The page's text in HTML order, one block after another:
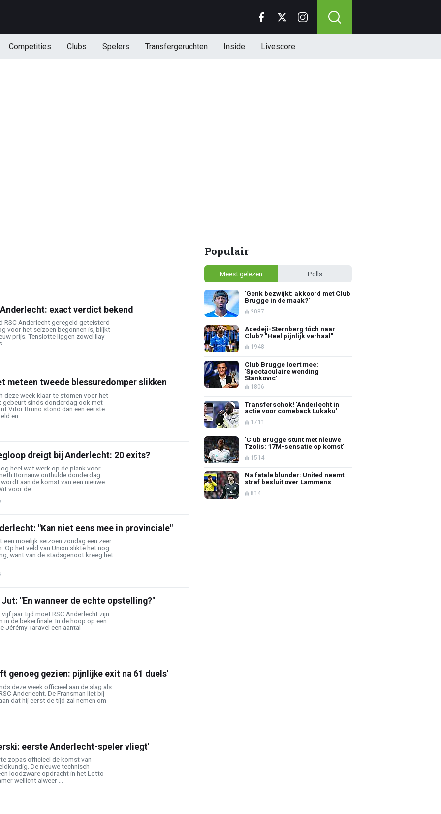
Competities Clubs Spelers Transfergeruchten Inside Livescore
exact verdict bekend
RSC Anderlecht geregeld geteisterd
voor het seizoen begonnen is, blijkt
prijs. Tenslotte liggen zowel Ilay
meteen tweede blessuredomper slikken
deze week klaar te stomen voor het
gebeurt sinds donderdag ook met
Vitor Bruno stond dan een eerste
en ...
dreigt bij Anderlecht: 20 exits?
heel wat werk op de plank voor
Bornauw onthulde donderdag
aan de komst van een nieuwe
voor de ...
"Kan niet eens mee in provinciale"
moeilijk seizoen zondag een zeer
Op het veld van Union slikte het nog
want van de stadsgenoot kreeg het
"En wanneer de echte opstelling?"
jaar tijd moet RSC Anderlecht zijn
in de bekerfinale. In de hoop op een
Jérémy Taravel een aantal
genoeg gezien: pijnlijke exit na 61 duels'
deze week officieel aan de slag als
Anderlecht. De Fransman liet bij
dat hij eerst de tijd zal nemen om
eerste Anderlecht-speler vliegt'
zopas officieel de komst van
De nieuwe technisch
loodzware opdracht in het Lotto
wellicht alweer ...
Populair
Meest gelezen Polls
'Genk bezwijkt: akkoord met Club
Brugge in de maak?'
2087
Adedeji-Sternberg tóch naar
Club? "Heel pijnlijk verhaal"
1948
Club Brugge loert mee:
'Spectaculaire wending
Stankovic'
1806
Transferschok! 'Anderlecht in
actie voor comeback Lukaku'
1711
'Club Brugge stunt met nieuwe
Tzolis: 17M-sensatie op komst'
1514
Na fatale blunder: United neemt
straf besluit over Lammens
814